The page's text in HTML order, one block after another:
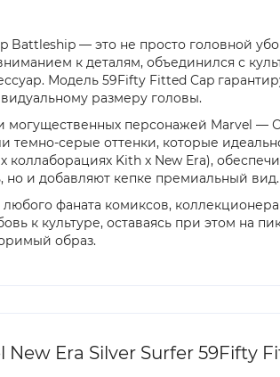
Battleship — это не просто головной
к деталям, объединился с
Модель 59Fifty Fitted Cap
размеру головы.
могущественных персонажей Marvel
темно-серые оттенки, которые
коллаборациях Kith x New Era),
но и добавляют кепке премиальный вид.
фаната комиксов,
к культуре, оставаясь при этом
образ.
Era Silver Surfer 59Fifty